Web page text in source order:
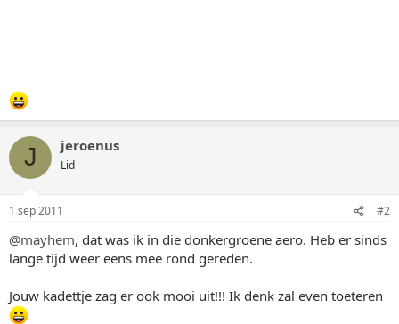
J jeroenus
Lid
1 sep 2011 #2
@mayhem, dat was ik in die donkergroene aero. Heb er sinds
lange tijd weer eens mee rond gereden.
Jouw kadettje zag er ook mooi uit!!! Ik denk zal even toeteren